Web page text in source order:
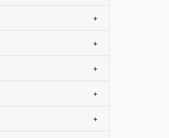
+
+
+
+
+